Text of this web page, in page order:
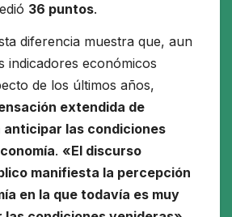
36 puntos.
diferencia muestra que, aun
indicadores económicos
de los últimos años,
extendida de
las condiciones
. «El discurso
manifiesta la percepción
en la que todavía es muy